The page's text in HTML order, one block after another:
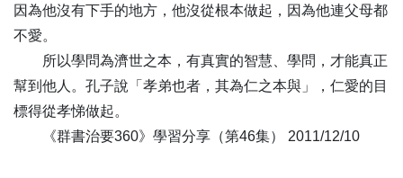
42
歲寒松柏 勁節之稱-全1集
44
日月寒暑 無一息之差-全1集
45
眾善奉行 年年如意-全1集
46
善知識教 猶如春日-全1集
47
甘露法雨 滅煩惱火-全1集
因為他沒有下手的地方，他沒從根本做起，因為他連父母都
不愛。
所以學問為濟世之本，有真實的智慧、學問，才能真正
幫到他人。孔子說「孝弟也者，其為仁之本與」，仁愛的目
標得從孝悌做起。
《群書治要360》學習分享（第46集） 2011/12/10